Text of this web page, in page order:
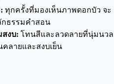
ทุกครั้งที่มองเห็นภาพดอกบัว จะ
กธรรมคำสอน
สงบ: โทนสีและลวดลายที่นุ่มนวล
ลายและสงบเย็น